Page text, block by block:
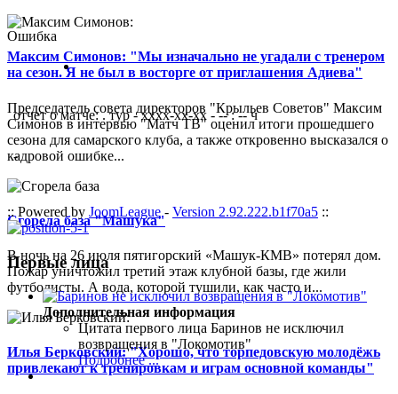
Максим Симонов: "Мы изначально не угадали с тренером
на сезон. Я не был в восторге от приглашения Адиева"
Председатель совета директоров "Крыльев Советов" Максим
Симонов в интервью "Матч ТВ" оценил итоги прошедшего
сезона для самарского клуба, а также откровенно высказался о
кадровой ошибке...
Сгорела база "Машука"
В ночь на 26 июля пятигорский «Машук-КМВ» потерял дом.
Пожар уничтожил третий этаж клубной базы, где жили
футболисты. А вода, которой тушили, как часто и...
Илья Берковский: "Хорошо, что торпедовскую молодёжь
привлекают к тренировкам и играм основной команды"
Ошибка
отчет о матче: . тур - xxxx-xx-xx - -- : -- ч
-
:: Powered by JoomLeague - Version 2.92.222.b1f70a5 ::
Первые лица
Дополнительная информация
Цитата первого лица Баринов не исключил
возвращения в "Локомотив"
Подробнее ...